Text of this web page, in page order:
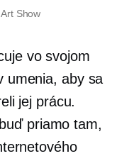
Show
vo svojom
umenia, aby sa
jej prácu.
priamo tam,